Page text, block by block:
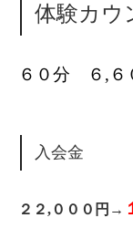
体験カウ
６０分 ６,６
入会金
２２,０００円→